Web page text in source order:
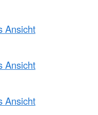
Ansicht
Ansicht
Ansicht